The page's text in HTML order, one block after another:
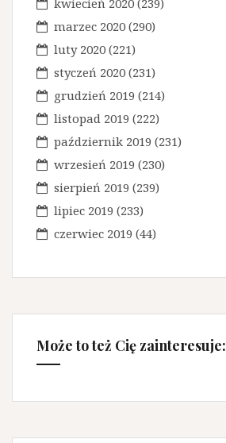
kwiecień 2020 (239)
marzec 2020 (290)
luty 2020 (221)
styczeń 2020 (231)
grudzień 2019 (214)
listopad 2019 (222)
październik 2019 (231)
wrzesień 2019 (230)
sierpień 2019 (239)
lipiec 2019 (233)
czerwiec 2019 (44)
Może to też Cię zainteresuje: